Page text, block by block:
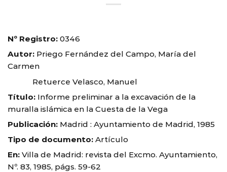
Nº Registro: 0346
Autor: Priego Fernández del Campo, María del
Carmen
Retuerce Velasco, Manuel
Título: Informe preliminar a la excavación de la
muralla islámica en la Cuesta de la Vega
Publicación: Madrid : Ayuntamiento de Madrid, 1985
Tipo de documento: Artículo
En: Villa de Madrid: revista del Excmo. Ayuntamiento,
Nº. 83, 1985, págs. 59-62